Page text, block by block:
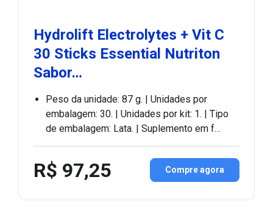
Hydrolift Electrolytes + Vit C
30 Sticks Essential Nutriton
Sabor…
Peso da unidade: 87 g. | Unidades por
embalagem: 30. | Unidades por kit: 1. | Tipo
de embalagem: Lata. | Suplemento em f…
R$ 97,25 Compre agora